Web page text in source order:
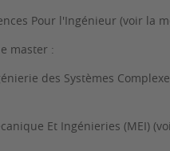
Pour l'Ingénieur (voir la
master :
des Systèmes
Et Ingénieries (MEI)